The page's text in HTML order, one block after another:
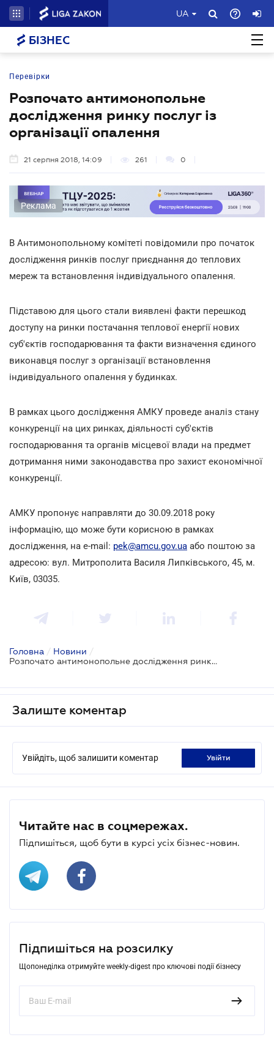
UA
БІЗНЕС
Перевірки
Розпочато антимонопольне
дослідження ринку послуг із
організації опалення
21 серпня 2018, 14:09 261 0
Реклама
В Антимонопольному комітеті повідомили про початок
дослідження ринків послуг приєднання до теплових
мереж та встановлення індивідуального опалення.
Підставою для цього стали виявлені факти перешкод
доступу на ринки постачання теплової енергії нових
суб'єктів господарювання та факти визначення єдиного
виконавця послуг з організації встановлення
індивідуального опалення у будинках.
В рамках цього дослідження АМКУ проведе аналіз стану
конкуренції на цих ринках, діяльності суб'єктів
господарювання та органів місцевої влади на предмет
дотримання ними законодавства про захист економічної
конкуренції.
АМКУ пропонує направляти до 30.09.2018 року
інформацію, що може бути корисною в рамках
дослідження, на e-mail: pek@amcu.gov.ua або поштою за
адресою: вул. Митрополита Василя Липківського, 45, м.
Київ, 03035.
Головна / Новини /
Розпочато антимонопольне дослідження ринку послуг із організації опалення
Залиште коментар
Увійдіть, щоб залишити коментар увійти
Читайте нас в соцмережах.
Підпишіться, щоб бути в курсі усіх бізнес-новин.
Підпишіться на розсилку
Щопонеділка отримуйте weekly-digest про ключові події бізнесу